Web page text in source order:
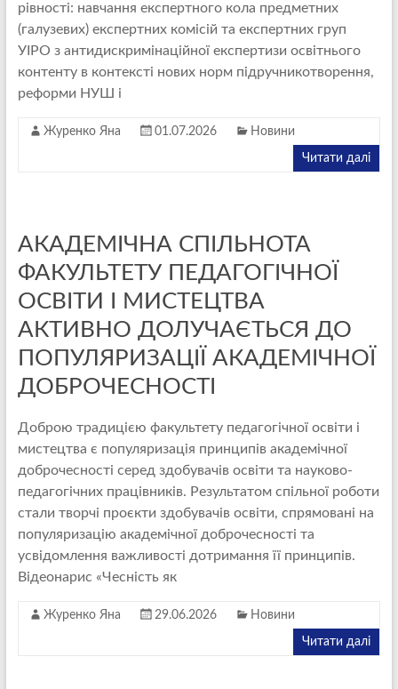
рівності: навчання експертного кола предметних
(галузевих) експертних комісій та експертних груп
УІРО з антидискримінаційної експертизи освітнього
контенту в контексті нових норм підручникотворення,
реформи НУШ і
Журенко Яна 01.07.2026 Новини
Читати далі
АКАДЕМІЧНА СПІЛЬНОТА
ФАКУЛЬТЕТУ ПЕДАГОГІЧНОЇ
ОСВІТИ І МИСТЕЦТВА
АКТИВНО ДОЛУЧАЄТЬСЯ ДО
ПОПУЛЯРИЗАЦІЇ АКАДЕМІЧНОЇ
ДОБРОЧЕСНОСТІ
Доброю традицією факультету педагогічної освіти і
мистецтва є популяризація принципів академічної
доброчесності серед здобувачів освіти та науково-
педагогічних працівників. Результатом спільної роботи
стали творчі проєкти здобувачів освіти, спрямовані на
популяризацію академічної доброчесності та
усвідомлення важливості дотримання її принципів.
Відеонарис «Чесність як
Журенко Яна 29.06.2026 Новини
Читати далі